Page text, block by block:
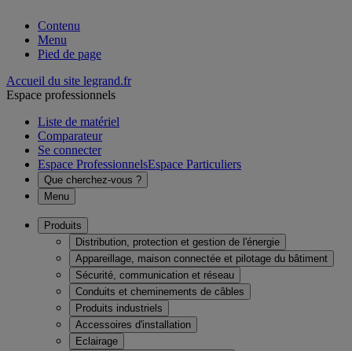
Contenu
Menu
Pied de page
Accueil du site legrand.fr
Espace professionnels
Liste de matériel
Comparateur
Se connecter
Espace ProfessionnelsEspace Particuliers
Que cherchez-vous ?
Menu
Produits
Distribution, protection et gestion de l'énergie
Appareillage, maison connectée et pilotage du bâtiment
Sécurité, communication et réseau
Conduits et cheminements de câbles
Produits industriels
Accessoires d'installation
Eclairage